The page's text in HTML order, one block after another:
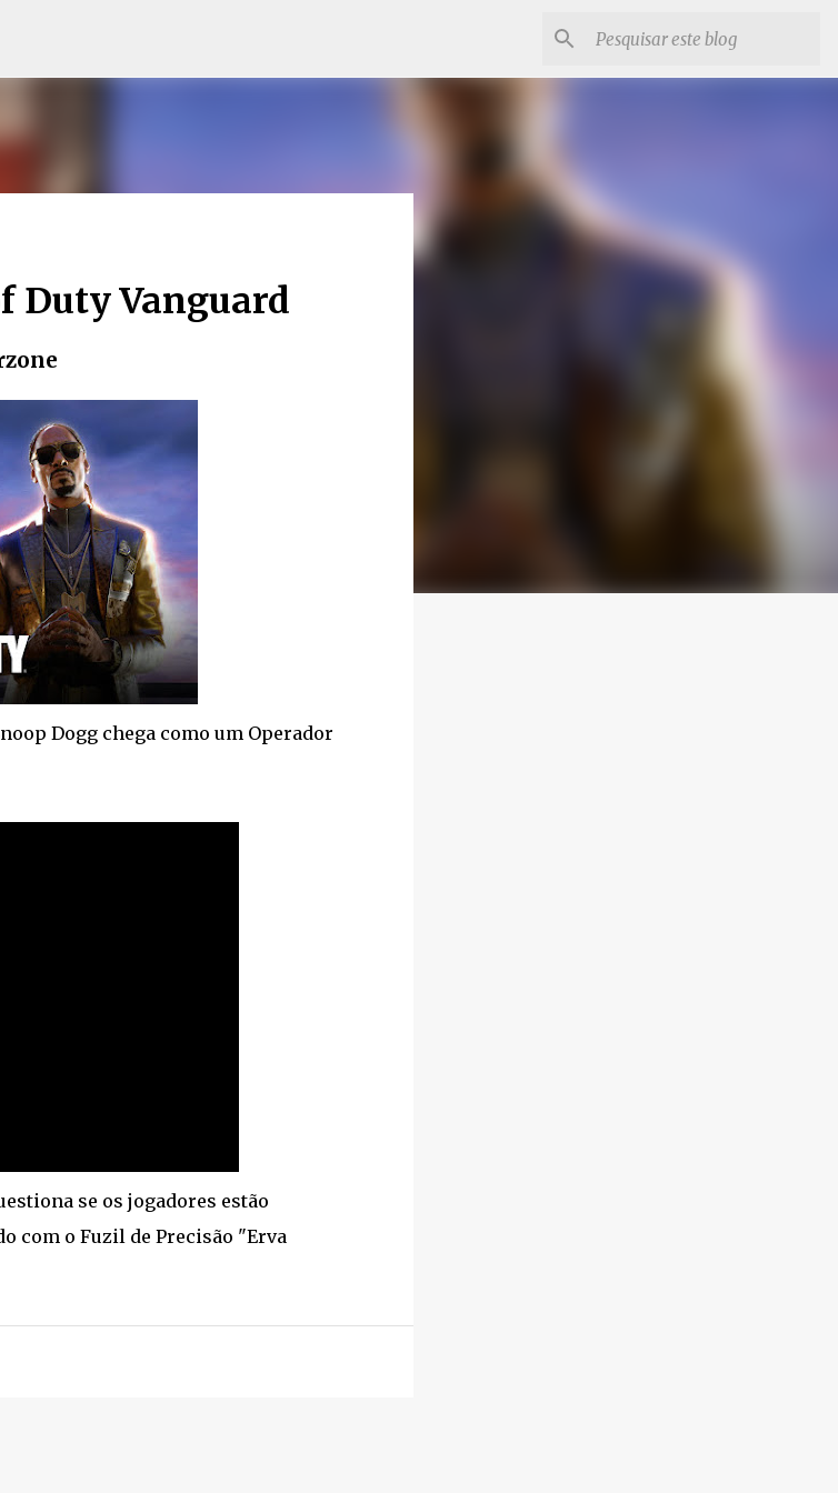
Duty Vanguard
Dogg chega como um Operador
se os jogadores estão
com o Fuzil de Precisão "Erva